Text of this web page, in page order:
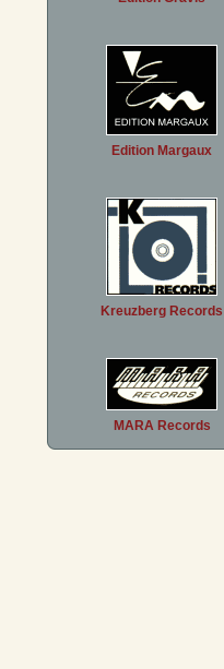
Edition Margaux
Kreuzberg Records
MARA Records